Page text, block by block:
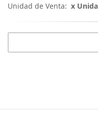
Unidad de Venta: x